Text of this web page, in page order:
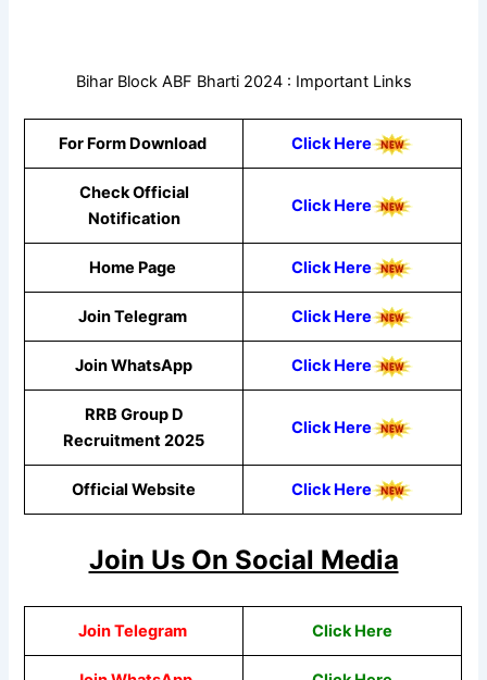
Bihar Block ABF Bharti 2024 : Important Links
For Form Download Click Here
Check Official
Notification
Click Here
Home Page Click Here
Join Telegram Click Here
Join WhatsApp Click Here
RRB Group D
Recruitment 2025
Click Here
Official Website Click Here
Join Us On Social Media
Join Telegram Click Here